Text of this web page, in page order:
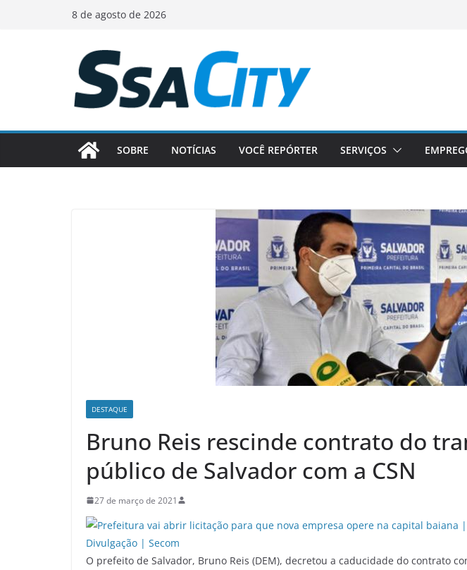
8 de agosto de 2026
SOBRE NOTÍCIAS VOCÊ REPÓRTER SERVIÇOS
DESTAQUE
Bruno Reis rescinde contrato do
público de Salvador com a CSN
27 de março de 2021
O prefeito de Salvador, Bruno Reis (DEM), decretou a caducidade do contrato